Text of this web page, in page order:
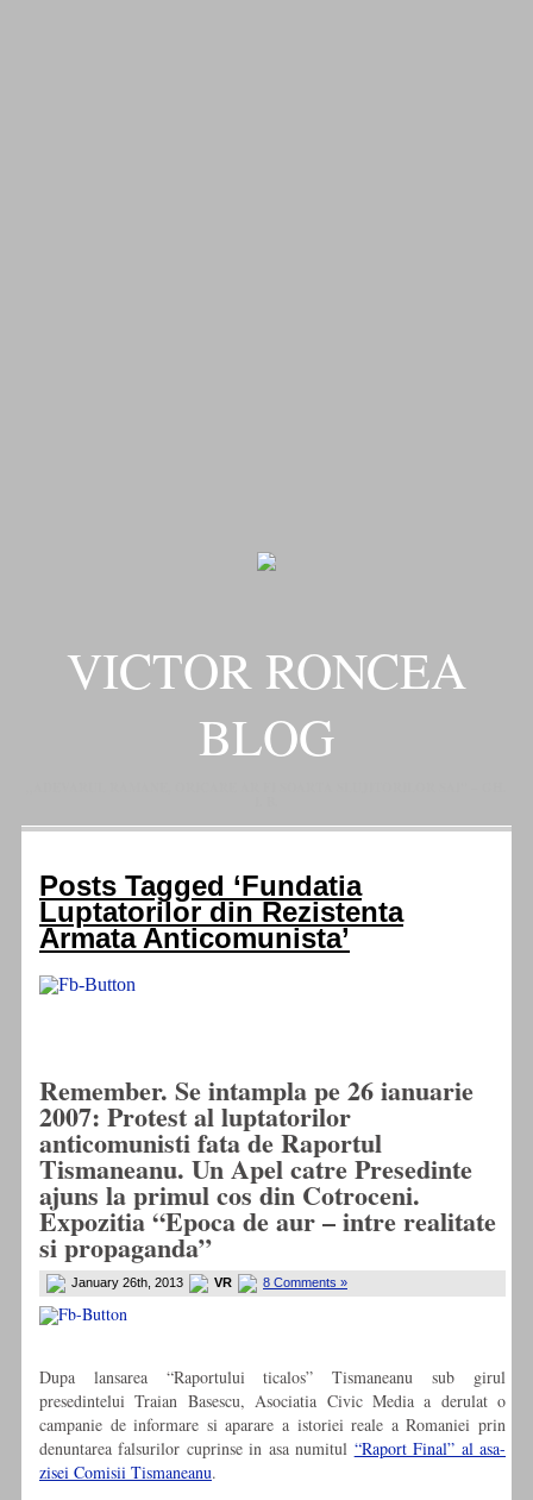
VICTOR RONCEA
BLOG
Posts Tagged ‘Fundatia
Luptatorilor din Rezistenta
Armata Anticomunista’
Remember. Se intampla pe 26 ianuarie
2007: Protest al luptatorilor
anticomunisti fata de Raportul
Tismaneanu. Un Apel catre Presedinte
ajuns la primul cos din Cotroceni.
Expozitia “Epoca de aur – intre realitate
si propaganda”
January 26th, 2013 VR 8 Comments »
Dupa lansarea “Raportului ticalos” Tismaneanu sub girul
presedintelui Traian Basescu, Asociatia Civic Media a derulat o
campanie de informare si aparare a istoriei reale a Romaniei prin
denuntarea falsurilor cuprinse in asa numitul “Raport Final” al asa-
zisei Comisii Tismaneanu.